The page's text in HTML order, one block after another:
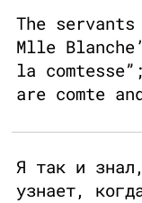
The
Mlle
la
are comte
Я так и
узнает,